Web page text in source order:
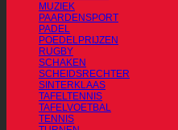
MUZIEK
PAARDENSPORT
PADEL
POEDELPRIJZEN
RUGBY
SCHAKEN
SCHEIDSRECHTER
SINTERKLAAS
TAFELTENNIS
TAFELVOETBAL
TENNIS